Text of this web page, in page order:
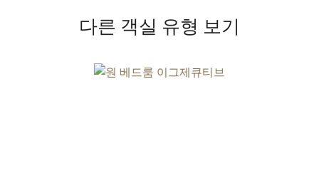
다른 객실 유형 보기